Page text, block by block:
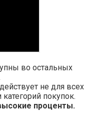
во остальных
действует не для всех
покупок.
проценты.